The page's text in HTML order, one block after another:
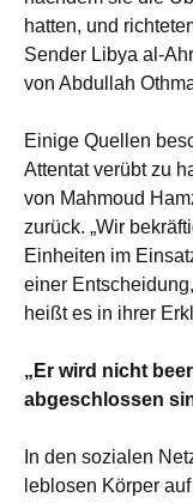
hatten, und
Sender Libya al-
von Abdullah
Einige Quellen
Attentat verübt zu
von Mahmoud
zurück. „Wir
Einheiten im
einer
heißt es in ihrer
„Er wird nicht
abgeschlossen
In den sozialen
leblosen Körper